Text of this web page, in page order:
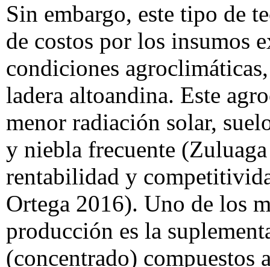
Sin embargo, este tipo de
de costos por los insumos
condiciones
ladera altoandina. Este
menor radiación solar,
y niebla frecuente
rentabilidad y
Ortega 2016). Uno de los
producción es la
(concentrado) compuestos